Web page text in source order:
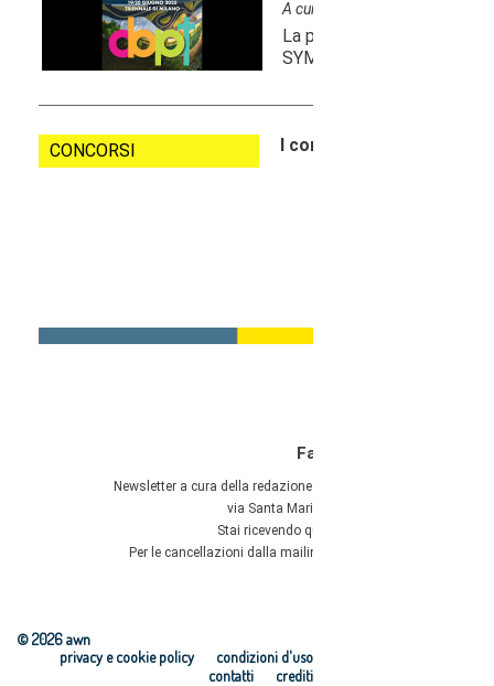
© 2026 awn
condizioni d'uso
privacy e cookie policy
crediti
contatti